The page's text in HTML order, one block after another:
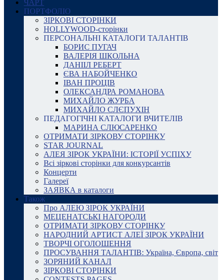
ЧАРТ
ПОРТФОЛІО
ЗІРКОВІ СТОРІНКИ
HOLLYWOOD-сторінки
ПЕРСОНАЛЬНІ КАТАЛОГИ ТАЛАНТІВ
БОРИС ПУГАЧ
ВАЛЕРІЯ ШКОЛЬНА
ДАНІІЛ РЕБЕРТ
ЄВА НАБОЙЧЕНКО
ІВАН ПРОЦІВ
ОЛЕКСАНДРА РОМАНОВА
МИХАЙЛО ЖУРБА
МИХАЙЛО СЛЄПУХІН
ПЕДАГОГІЧНІ КАТАЛОГИ ВЧИТЕЛІВ
МАРИНА СЛЮСАРЕНКО
ОТРИМАТИ ЗІРКОВУ СТОРІНКУ
STAR JOURNAL
АЛЕЯ ЗІРОК УКРАЇНИ: ІСТОРІЇ УСПІХУ
Всі зіркові сторінки для конкурсантів
Концерти
Галереї
ЗАЯВКА в каталоги
Також
Про АЛЕЮ ЗІРОК УКРАЇНИ
МЕЦЕНАТСЬКІ НАГОРОДИ
ОТРИМАТИ ЗІРКОВУ СТОРІНКУ
НАРОДНИЙ АРТИСТ АЛЕЇ ЗІРОК УКРАЇНИ
ТВОРЧІ ОГОЛОШЕННЯ
ПРОСУВАННЯ ТАЛАНТІВ: Україна, Європа, світ
ЗОРЯНИЙ КАНАЛ
ЗІРКОВІ СТОРІНКИ